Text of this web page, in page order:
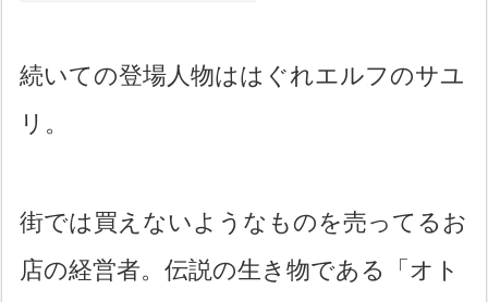
続いての登場人物ははぐれエルフのサユ
リ。
街では買えないようなものを売ってるお
店の経営者。伝説の生き物である「オト